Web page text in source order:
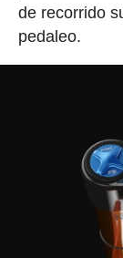
de recorrido
pedaleo.